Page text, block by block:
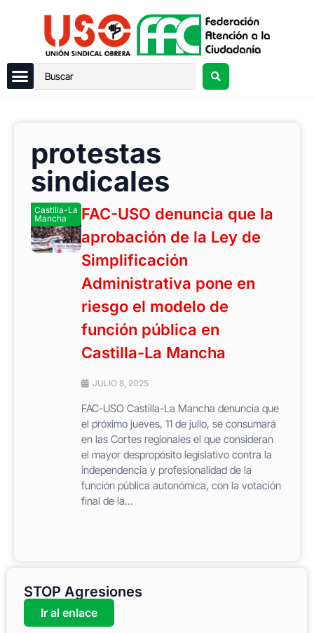
protestas
sindicales
Castilla-La
Mancha
FAC-USO denuncia que la
aprobación de la Ley de
Simplificación
Administrativa pone en
riesgo el modelo de
función pública en
Castilla-La Mancha
JULIO 8, 2025
FAC-USO Castilla-La Mancha denuncia que
el próximo jueves, 11 de julio, se consumará
en las Cortes regionales el que consideran
el mayor despropósito legislativo contra la
independencia y profesionalidad de la
función pública autonómica, con la votación
final de la...
STOP Agresiones
Ir al enlace